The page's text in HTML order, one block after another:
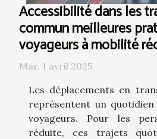
Accessibilité dans les
commun meilleures
voyageurs à mobilité
Mar. 1 avril 2025
Les déplacements en
représentent un
voyageurs. Pour les
réduite, ces trajets